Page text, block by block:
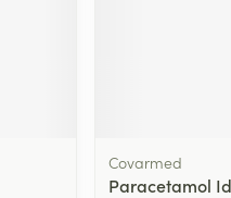
Covarmed
Paracetamol